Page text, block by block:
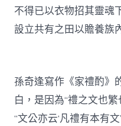
不得已以衣物招其靈魂
設立共有之田以贍養族
孫奇逢寫作《家禮酌》
白，是因為“禮之文也
“文公亦云‘凡禮有本有